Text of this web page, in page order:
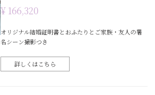
¥ 166,320
オリジナル結婚証明書とおふたりとご家族・友人の署
名シーン撮影つき
詳しくはこちら